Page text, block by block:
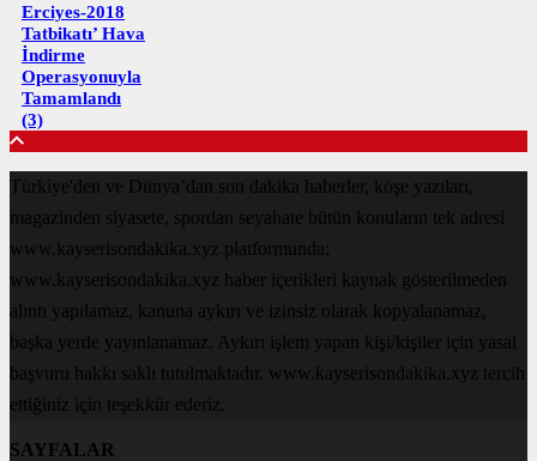
Erciyes-2018
Tatbikatı’ Hava
İndirme
Operasyonuyla
Tamamlandı
(3)
Türkiye'den ve Dünya’dan son dakika haberler, köşe yazıları,
magazinden siyasete, spordan seyahate bütün konuların tek adresi
www.kayserisondakika.xyz platformunda;
www.kayserisondakika.xyz haber içerikleri kaynak gösterilmeden
alıntı yapılamaz, kanuna aykırı ve izinsiz olarak kopyalanamaz,
başka yerde yayınlanamaz. Aykırı işlem yapan kişi/kişiler için yasal
başvuru hakkı saklı tutulmaktadır. www.kayserisondakika.xyz tercih
ettiğiniz için teşekkür ederiz.
SAYFALAR